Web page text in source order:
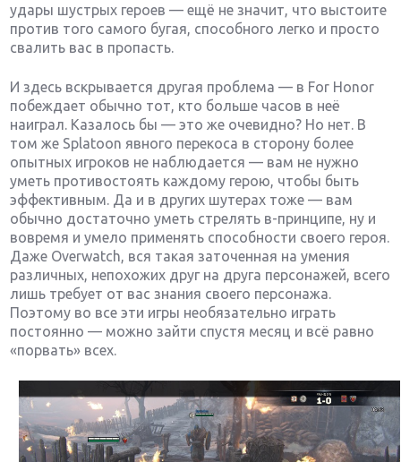
удары шустрых героев — ещё не значит, что выстоите
против того самого бугая, способного легко и просто
свалить вас в пропасть.
И здесь вскрывается другая проблема — в For Honor
побеждает обычно тот, кто больше часов в неё
наиграл. Казалось бы — это же очевидно? Но нет. В
том же Splatoon явного перекоса в сторону более
опытных игроков не наблюдается — вам не нужно
уметь противостоять каждому герою, чтобы быть
эффективным. Да и в других шутерах тоже — вам
обычно достаточно уметь стрелять в-принципе, ну и
вовремя и умело применять способности своего героя.
Даже Overwatch, вся такая заточенная на умения
различных, непохожих друг на друга персонажей, всего
лишь требует от вас знания своего персонажа.
Поэтому во все эти игры необязательно играть
постоянно — можно зайти спустя месяц и всё равно
«порвать» всех.